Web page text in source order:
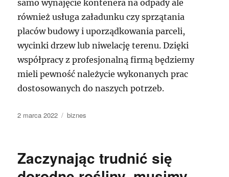
samo wynajęcie kontenera na odpady ale
również usługa załadunku czy sprzątania
placów budowy i uporządkowania parceli,
wycinki drzew lub niwelację terenu. Dzięki
współpracy z profesjonalną firmą będziemy
mieli pewność należycie wykonanych prac
dostosowanych do naszych potrzeb.
Data
2 marca 2022 Kategorie
biznes
Zaczynając trudnić się